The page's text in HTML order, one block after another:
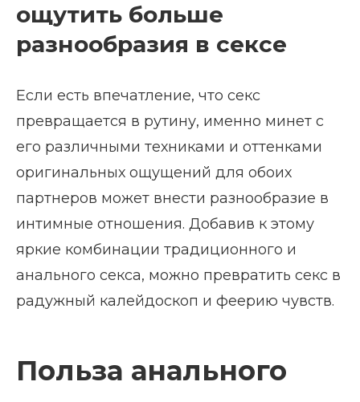
ощутить больше
разнообразия в сексе
Если есть впечатление, что секс
превращается в рутину, именно минет с
его различными техниками и оттенками
оригинальных ощущений для обоих
партнеров может внести разнообразие в
интимные отношения. Добавив к этому
яркие комбинации традиционного и
анального секса, можно превратить секс в
радужный калейдоскоп и феерию чувств.
Польза анального